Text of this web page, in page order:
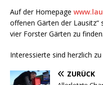
Auf der Homepage
offenen Gärten der Lausitz“
vier Forster Gärten zu finden.
Interessierte sind herzlich
ZURÜCK